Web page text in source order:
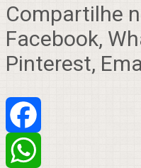
Compartilhe
Facebook,
Pinterest,
Facebook